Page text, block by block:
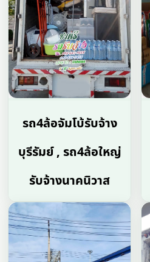
รถ4ล้อจัมโบ้รับจ้าง
บุรีรัมย์ , รถ4ล้อใหญ่
รับจ้างนาคนิวาส